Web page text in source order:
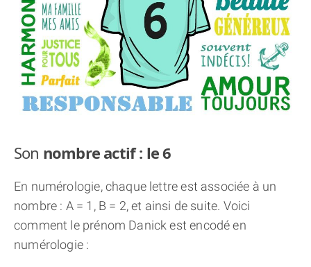
Son nombre actif : le 6
En numérologie, chaque lettre est associée à un
nombre : A = 1, B = 2, et ainsi de suite. Voici
comment le prénom Danick est encodé en
numérologie :
APPRENDRE LA NUMÉROLOGIE
EXPLORER LA NUMÉROLOGIE
70.000 PRÉNOMS
(À PROPOS)